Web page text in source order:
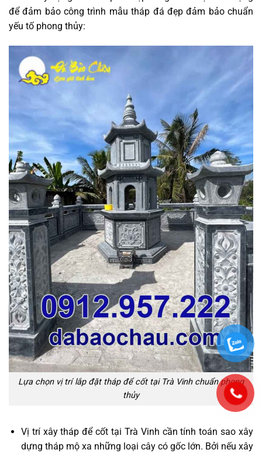
để đảm bảo công trình mẫu tháp đá đẹp đảm bảo chuẩn
yếu tố phong thủy:
Lựa chọn vị trí lắp đặt tháp để cốt tại Trà Vinh chuẩn phong
thủy
Vị trí xây tháp để cốt tại Trà Vinh cần tính toán sao xây
dựng tháp mộ xa những loại cây có gốc lớn. Bởi nếu xây